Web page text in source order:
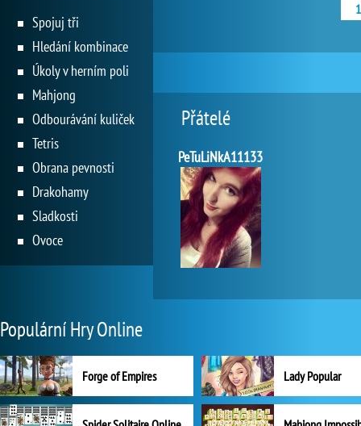
1
Přátelé
PeTuLiNkA11133
Spojuj tři
Hledání kombinace
Úkoly v herním poli
Mahjong
Odbourávání kuliček
Tetris
Obrana pevnosti
Drakohamy
Sladkosti
Ovoce
Populární Hry Online
Forge of Empires Lady Popular